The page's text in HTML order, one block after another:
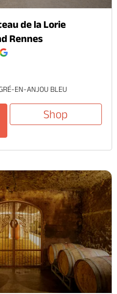
de la Lorie
Rennes
EN-ANJOU BLEU
Shop